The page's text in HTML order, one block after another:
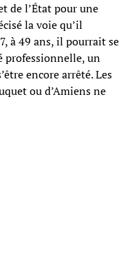
de l’État pour une
la voie qu’il
à 49 ans, il pourrait se
professionnelle, un
encore arrêté. Les
ou d’Amiens ne